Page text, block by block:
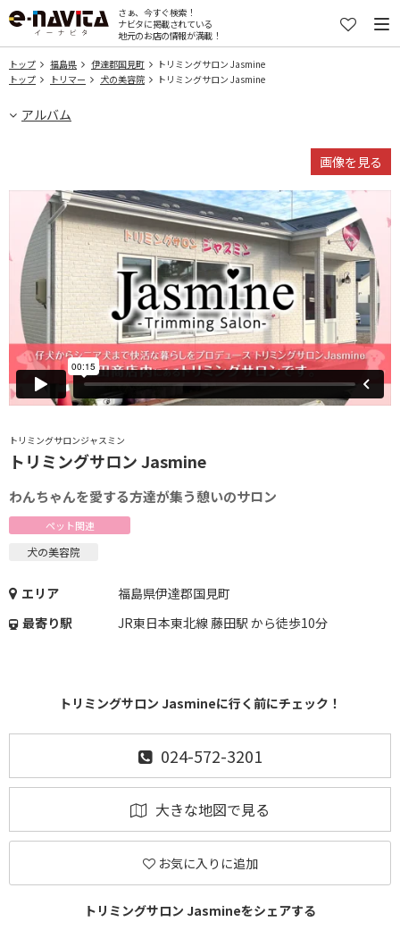
さぁ、今すぐ検索！
ナビタに掲載されている
地元のお店の情報が満載！
トップ 福島県 伊達郡国見町
トリミングサロン Jasmine
トップ
トリマー 犬の美容院 トリミングサロン Jasmine
アルバム
トリミングサロンジャスミン
トリミングサロン Jasmine
わんちゃんを愛する方達が集う憩いのサロン
ペット関連
犬の美容院
エリア
福島県伊達郡国見町
最寄り駅
JR東日本東北線 藤田駅 から徒歩10分
トリミングサロン Jasmineに行く前にチェック！
024-572-3201
大きな地図で見る
お気に入りに追加
トリミングサロン Jasmineをシェアする
画像を見る